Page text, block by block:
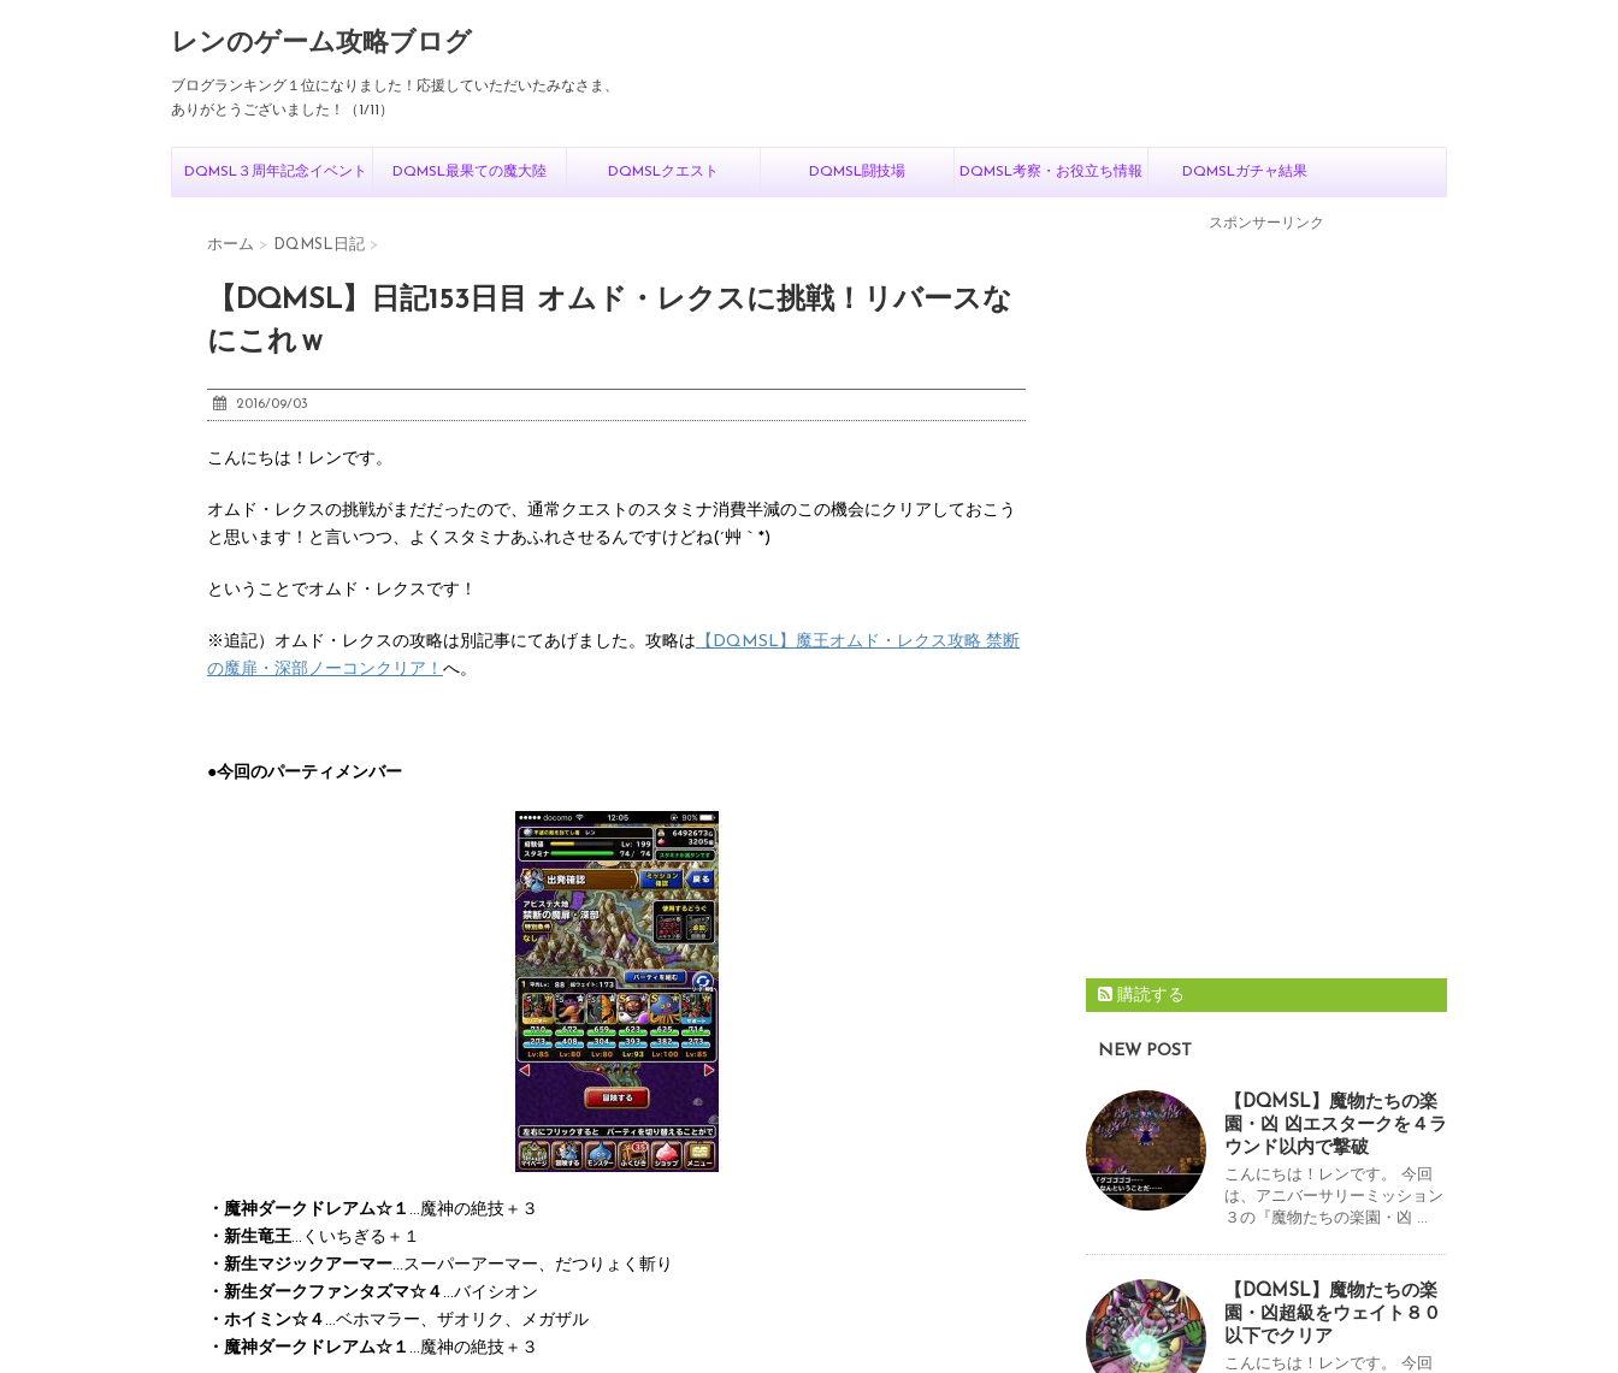
レンのゲーム攻略ブログ
ブログランキング１位になりました！応援していただいたみなさま、
ありがとうございました！（1/11）
DQMSL３周年記念イベント DQMSL最果ての魔大陸 DQMSLクエスト DQMSL闘技場 DQMSL考察・お役立ち情報 DQMSLガチャ結果
ホーム > DQMSL日記 >
【DQMSL】日記153日目 オムド・レクスに挑戦！リバースな
にこれｗ
2016/09/03
こんにちは！レンです。
オムド・レクスの挑戦がまだだったので、通常クエストのスタミナ消費半減のこの機会にクリアしておこう
と思います！と言いつつ、よくスタミナあふれさせるんですけどね(´艸｀*)
ということでオムド・レクスです！
※追記）オムド・レクスの攻略は別記事にてあげました。攻略は 【DQMSL】魔王オムド・レクス攻略 禁断
の魔扉・深部ノーコンクリア！ へ。
●今回のパーティメンバー
・魔神ダークドレアム☆１ …魔神の絶技＋３
・新生竜王…くいちぎる＋１
・新生マジックアーマー…スーパーアーマー、だつりょく斬り
・新生ダークファンタズマ☆４…バイシオン
・ホイミン☆４…ベホマラー、ザオリク、メガザル
・魔神ダークドレアム☆１ …魔神の絶技＋３
スポンサーリンク
購読する
NEW POST
【DQMSL】魔物たちの楽
園・凶 凶エスタークを４ラ
ウンド以内で撃破
こんにちは！レンです。 今回
は、アニバーサリーミッション
３の『魔物たちの楽園・凶 ...
【DQMSL】魔物たちの楽
園・凶超級をウェイト８０
以下でクリア
こんにちは！レンです。 今回